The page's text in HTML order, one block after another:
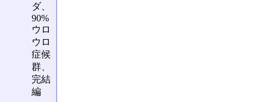
ダ、
90%
ウロ
ウロ
症候
群、
完結
編